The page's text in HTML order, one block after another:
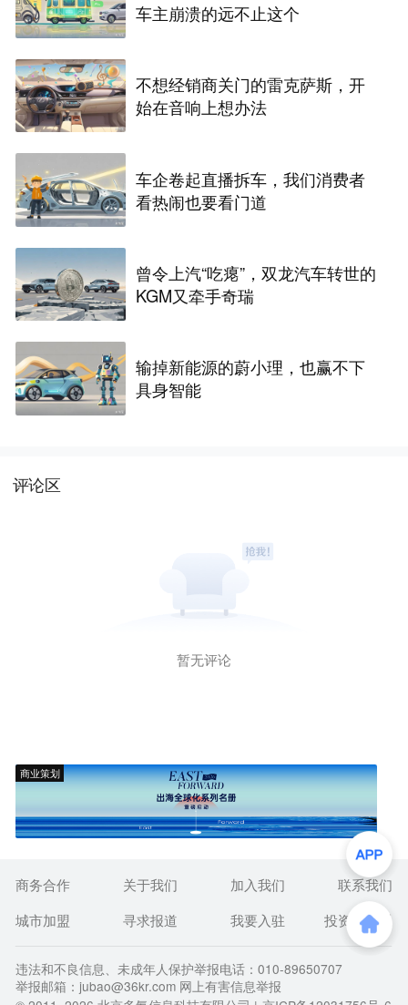
车主崩溃的远不止这个
不想经销商关门的雷克萨斯，开
始在音响上想办法
车企卷起直播拆车，我们消费者
看热闹也要看门道
曾令上汽“吃瘪”，双龙汽车转世的
KGM又牵手奇瑞
输掉新能源的蔚小理，也赢不下
具身智能
评论区
暂无评论
商业策划
商务合作 关于我们 加入我们
联系我们
城市加盟
寻求报道 我要入驻 投资者关系
违法和不良信息、未成年人保护举报电话：010-89650707
举报邮箱：jubao@36kr.com 网上有害信息举报